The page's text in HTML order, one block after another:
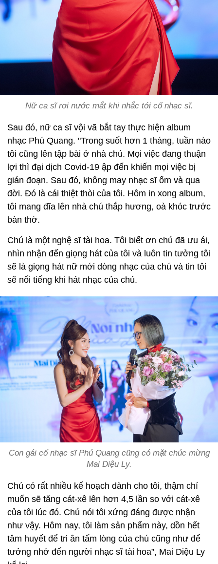
Nữ ca sĩ rơi nước mắt khi nhắc tới cố nhạc sĩ.
Sau đó, nữ ca sĩ vội vã bắt tay thực hiện album
nhạc Phú Quang. "Trong suốt hơn 1 tháng, tuần nào
tôi cũng lên tập bài ở nhà chú. Mọi việc đang thuận
lợi thì đại dịch Covid-19 ập đến khiến mọi việc bị
gián đoạn. Sau đó, không may nhạc sĩ ốm và qua
đời. Đó là cái thiệt thòi của tôi. Hôm in xong album,
tôi mang đĩa lên nhà chú thắp hương, oà khóc trước
bàn thờ.
Chú là một nghệ sĩ tài hoa. Tôi biết ơn chú đã ưu ái,
nhìn nhận đến giọng hát của tôi và luôn tin tưởng tôi
sẽ là giọng hát nữ mới dòng nhạc của chú và tin tôi
sẽ nổi tiếng khi hát nhạc của chú.
Con gái cố nhạc sĩ Phú Quang cũng có mặt chúc mừng
Mai Diệu Ly.
Chú có rất nhiều kế hoạch dành cho tôi, thậm chí
muốn sẽ tăng cát-xê lên hơn 4,5 lần so với cát-xê
của tôi lúc đó. Chú nói tôi xứng đáng được nhận
như vậy. Hôm nay, tôi làm sản phẩm này, dồn hết
tâm huyết để tri ân tấm lòng của chú cũng như để
tưởng nhớ đến người nhạc sĩ tài hoa”, Mai Diệu Ly